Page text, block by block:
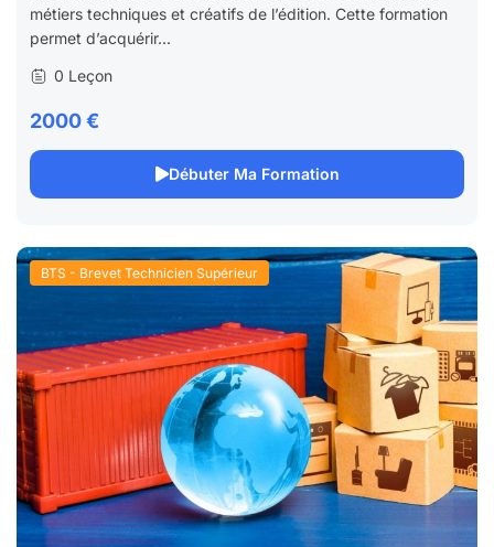
métiers techniques et créatifs de l’édition. Cette formation
permet d’acquérir...
0 Leçon
2000 €
Débuter Ma Formation
BTS - Brevet Technicien Supérieur